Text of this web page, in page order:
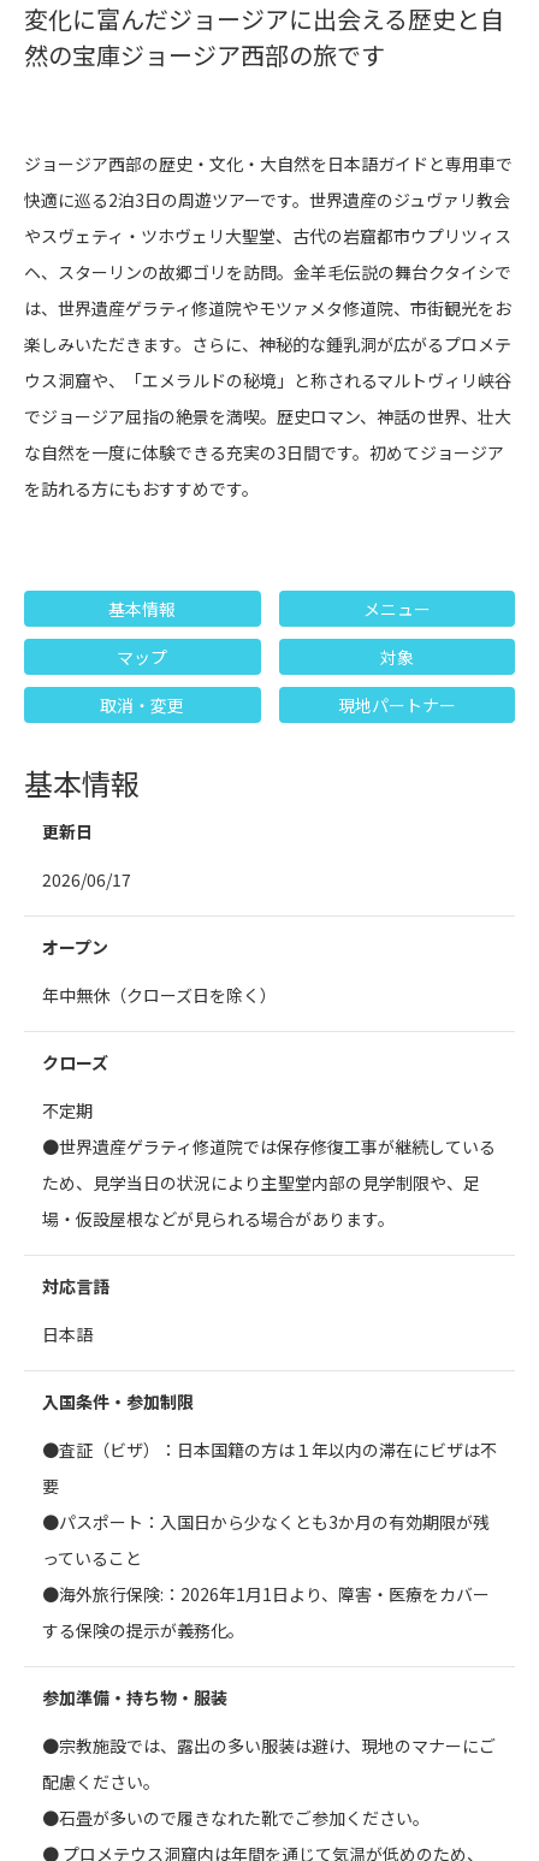
変化に富んだジョージアに出会える歴史と自
然の宝庫ジョージア西部の旅です
ジョージア西部の歴史・文化・大自然を日本語ガイドと専用車で
快適に巡る2泊3日の周遊ツアーです。世界遺産のジュヴァリ教会
やスヴェティ・ツホヴェリ大聖堂、古代の岩窟都市ウプリツィス
ヘ、スターリンの故郷ゴリを訪問。金羊毛伝説の舞台クタイシで
は、世界遺産ゲラティ修道院やモツァメタ修道院、市街観光をお
楽しみいただきます。さらに、神秘的な鍾乳洞が広がるプロメテ
ウス洞窟や、「エメラルドの秘境」と称されるマルトヴィリ峡谷
でジョージア屈指の絶景を満喫。歴史ロマン、神話の世界、壮大
な自然を一度に体験できる充実の3日間です。初めてジョージア
を訪れる方にもおすすめです。
基本情報
メニュー
マップ
対象
取消・変更
現地パートナー
基本情報
更新日
2026/06/17
オープン
年中無休（クローズ日を除く）
クローズ
不定期
●世界遺産ゲラティ修道院では保存修復工事が継続している
ため、見学当日の状況により主聖堂内部の見学制限や、足
場・仮設屋根などが見られる場合があります。
対応言語
日本語
入国条件・参加制限
●査証（ビザ）：日本国籍の方は１年以内の滞在にビザは不
要
●パスポート：入国日から少なくとも3か月の有効期限が残
っていること
●海外旅行保険:：2026年1月1日より、障害・医療をカバー
する保険の提示が義務化。
参加準備・持ち物・服装
●宗教施設では、露出の多い服装は避け、現地のマナーにご
配慮ください。
●石畳が多いので履きなれた靴でご参加ください。
● プロメテウス洞窟内は年間を通じて気温が低めのため、